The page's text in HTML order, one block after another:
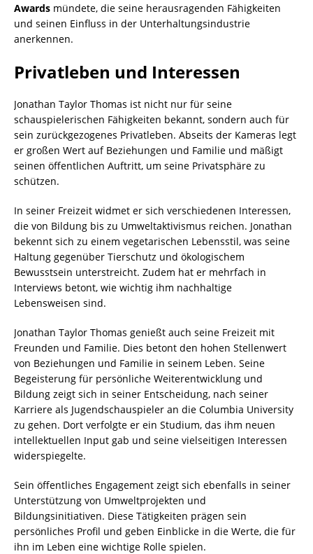
Awards mündete, die seine herausragenden Fähigkeiten
und seinen Einfluss in der Unterhaltungsindustrie
anerkennen.
Privatleben und Interessen
Jonathan Taylor Thomas ist nicht nur für seine
schauspielerischen Fähigkeiten bekannt, sondern auch für
sein zurückgezogenes Privatleben. Abseits der Kameras legt
er großen Wert auf Beziehungen und Familie und mäßigt
seinen öffentlichen Auftritt, um seine Privatsphäre zu
schützen.
In seiner Freizeit widmet er sich verschiedenen Interessen,
die von Bildung bis zu Umweltaktivismus reichen. Jonathan
bekennt sich zu einem vegetarischen Lebensstil, was seine
Haltung gegenüber Tierschutz und ökologischem
Bewusstsein unterstreicht. Zudem hat er mehrfach in
Interviews betont, wie wichtig ihm nachhaltige
Lebensweisen sind.
Jonathan Taylor Thomas genießt auch seine Freizeit mit
Freunden und Familie. Dies betont den hohen Stellenwert
von Beziehungen und Familie in seinem Leben. Seine
Begeisterung für persönliche Weiterentwicklung und
Bildung zeigt sich in seiner Entscheidung, nach seiner
Karriere als Jugendschauspieler an die Columbia University
zu gehen. Dort verfolgte er ein Studium, das ihm neuen
intellektuellen Input gab und seine vielseitigen Interessen
widerspiegelte.
Sein öffentliches Engagement zeigt sich ebenfalls in seiner
Unterstützung von Umweltprojekten und
Bildungsinitiativen. Diese Tätigkeiten prägen sein
persönliches Profil und geben Einblicke in die Werte, die für
ihn im Leben eine wichtige Rolle spielen.